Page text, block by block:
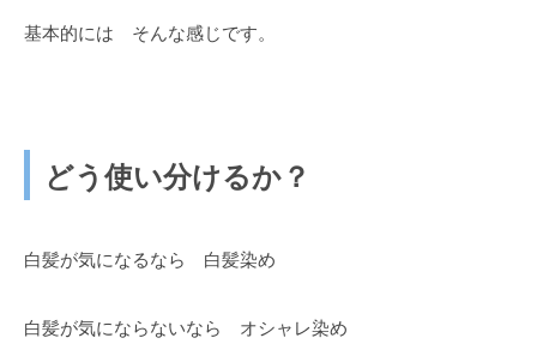
基本的には そんな感じです。
どう使い分けるか？
白髪が気になるなら 白髪染め
白髪が気にならないなら オシャレ染め